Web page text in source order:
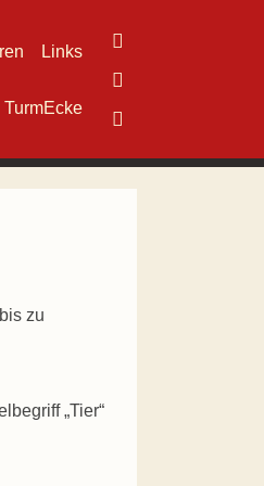
Links
TurmEcke
zu
„Tier“